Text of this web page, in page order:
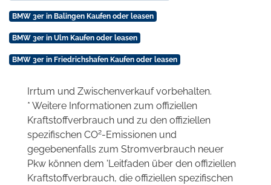
BMW 3er in Balingen Kaufen oder leasen
BMW 3er in Ulm Kaufen oder leasen
BMW 3er in Friedrichshafen Kaufen oder leasen
Irrtum und Zwischenverkauf vorbehalten.
* Weitere Informationen zum offiziellen
Kraftstoffverbrauch und zu den offiziellen
spezifischen CO2-Emissionen und
gegebenenfalls zum Stromverbrauch neuer
Pkw können dem 'Leitfaden über den offiziellen
Kraftstoffverbrauch, die offiziellen spezifischen